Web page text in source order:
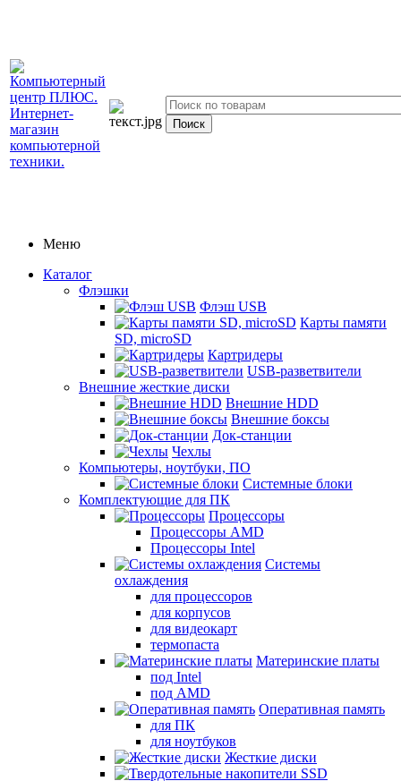
Меню
Каталог
Флэшки
Флэш USB
Карты памяти
SD, microSD
Картридеры
USB-разветвители
Внешние жесткие диски
Внешние HDD
Внешние боксы
Док-станции
Чехлы
Компьютеры, ноутбуки, ПО
Системные блоки
Комплектующие для ПК
Процессоры
Процессоры AMD
Процессоры Intel
Системы
охлаждения
для процессоров
для корпусов
для видеокарт
термопаста
Материнские платы
под Intel
под AMD
Оперативная память
для ПК
для ноутбуков
Жесткие диски